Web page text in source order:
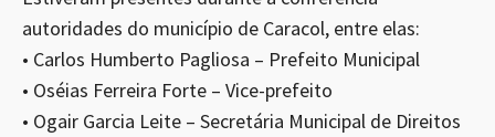
autoridades do município de Caracol, entre elas:
• Carlos Humberto Pagliosa – Prefeito Municipal
• Oséias Ferreira Forte – Vice-prefeito
• Ogair Garcia Leite – Secretária Municipal de Direitos